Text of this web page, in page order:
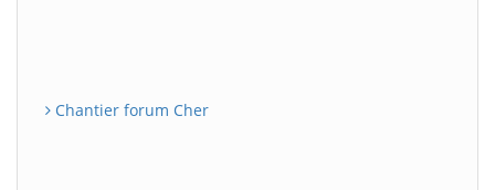
Chantier forum Cher